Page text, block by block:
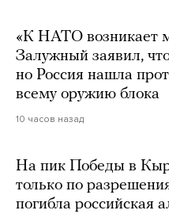
«К НАТО возникает
Залужный заявил,
но Россия нашла
всему оружию блока
10 часов назад
На пик Победы в
только по
погибла российская